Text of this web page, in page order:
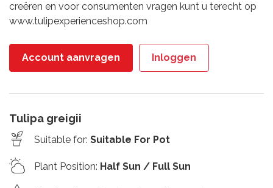
creëren en voor consumenten vragen kunt u terecht op
www.tulipexperienceshop.com
Account aanvragen Inloggen
Tulipa greigii
Suitable for: Suitable For Pot
Plant Position: Half Sun / Full Sun